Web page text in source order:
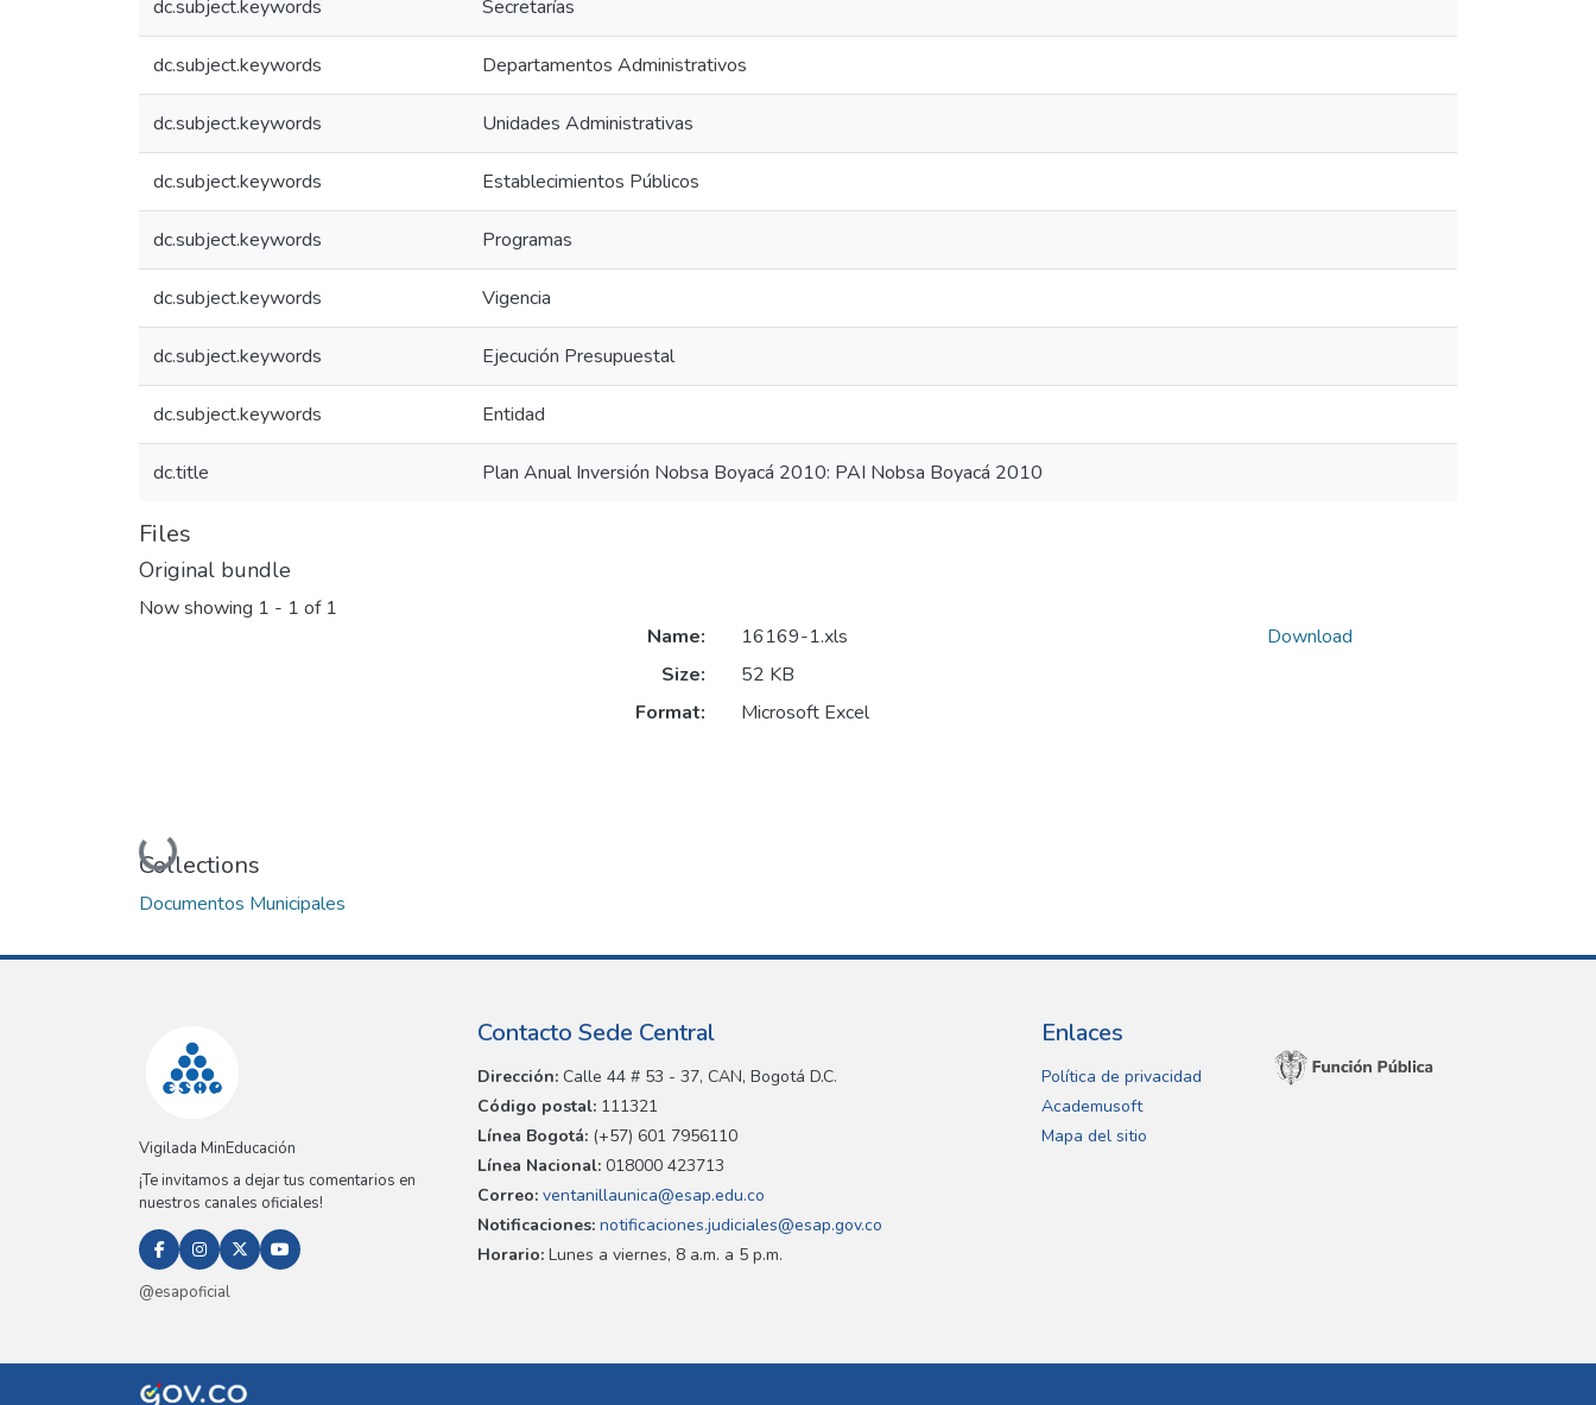
dc.subject.keywords Secretarías
dc.subject.keywords Departamentos Administrativos
dc.subject.keywords Unidades Administrativas
dc.subject.keywords Establecimientos Públicos
dc.subject.keywords Programas
dc.subject.keywords Vigencia
dc.subject.keywords Ejecución Presupuestal
dc.subject.keywords Entidad
dc.title Plan Anual Inversión Nobsa Boyacá 2010: PAI Nobsa Boyacá 2010
Files
Original bundle
Now showing 1 - 1 of 1
Loading...
Name:
16169-1.xls
Size:
52 KB
Format:
Microsoft Excel
Download
Collections
Documentos Municipales
Vigilada MinEducación
¡Te invitamos a dejar tus comentarios en
nuestros canales oficiales!
@esapoficial
Contacto Sede Central
Dirección: Calle 44 # 53 - 37, CAN, Bogotá D.C.
Código postal: 111321
Línea Bogotá: (+57) 601 7956110
Línea Nacional: 018000 423713
Correo: ventanillaunica@esap.edu.co
Notificaciones: notificaciones.judiciales@esap.gov.co
Horario: Lunes a viernes, 8 a.m. a 5 p.m.
Enlaces
Política de privacidad
Academusoft
Mapa del sitio